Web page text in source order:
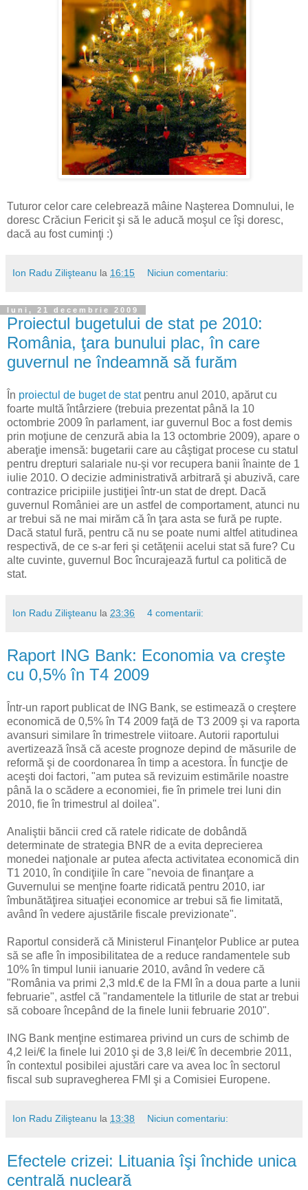
Tuturor celor care celebrează mâine Naşterea Domnului, le
doresc Crăciun Fericit şi să le aducă moşul ce îşi doresc,
dacă au fost cuminţi :)
Ion Radu Zilişteanu la 16:15 Niciun comentariu:
luni, 21 decembrie 2009
Proiectul bugetului de stat pe 2010:
România, ţara bunului plac, în care
guvernul ne îndeamnă să furăm
În proiectul de buget de statpentru anul 2010, apărut cu
foarte multă întârziere (trebuia prezentat până la 10
octombrie 2009 în parlament, iar guvernul Boc a fost demis
prin moţiune de cenzură abia la 13 octombrie 2009), apare o
aberaţie imensă: bugetarii care au câştigat procese cu statul
pentru drepturi salariale nu-şi vor recupera banii înainte de 1
iulie 2010. O decizie administrativă arbitrară şi abuzivă, care
contrazice pricipiile justiţiei într-un stat de drept. Dacă
guvernul României are un astfel de comportament, atunci nu
ar trebui să ne mai mirăm că în ţara asta se fură pe rupte.
Dacă statul fură, pentru că nu se poate numi altfel atitudinea
respectivă, de ce s-ar feri şi cetăţenii acelui stat să fure? Cu
alte cuvinte, guvernul Boc încurajează furtul ca politică de
stat.
Ion Radu Zilişteanu la 23:36 4 comentarii:
Raport ING Bank: Economia va creşte
cu 0,5% în T4 2009
Într-un raport publicat de ING Bank, se estimează o creştere
economică de 0,5% în T4 2009 faţă de T3 2009 şi va raporta
avansuri similare în trimestrele viitoare. Autorii raportului
avertizează însă că aceste prognoze depind de măsurile de
reformă şi de coordonarea în timp a acestora. În funcţie de
aceşti doi factori, "am putea să revizuim estimările noastre
până la o scădere a economiei, fie în primele trei luni din
2010, fie în trimestrul al doilea".
Analiştii băncii cred că ratele ridicate de dobândă
determinate de strategia BNR de a evita deprecierea
monedei naţionale ar putea afecta activitatea economică din
T1 2010, în condiţiile în care "nevoia de finanţare a
Guvernului se menţine foarte ridicată pentru 2010, iar
îmbunătăţirea situaţiei economice ar trebui să fie limitată,
având în vedere ajustările fiscale previzionate".
Raportul consideră că Ministerul Finanţelor Publice ar putea
să se afle în imposibilitatea de a reduce randamentele sub
10% în timpul lunii ianuarie 2010, având în vedere că
"România va primi 2,3 mld.€ de la FMI în a doua parte a lunii
februarie", astfel că "randamentele la titlurile de stat ar trebui
să coboare începând de la finele lunii februarie 2010".
ING Bank menţine estimarea privind un curs de schimb de
4,2 lei/€ la finele lui 2010 şi de 3,8 lei/€ în decembrie 2011,
în contextul posibilei ajustări care va avea loc în sectorul
fiscal sub supravegherea FMI şi a Comisiei Europene.
Ion Radu Zilişteanu la 13:38 Niciun comentariu:
Efectele crizei: Lituania îşi închide unica
centrală nucleară